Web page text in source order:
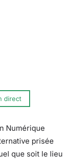
direct
Numérique
prisée
que soit le lieu